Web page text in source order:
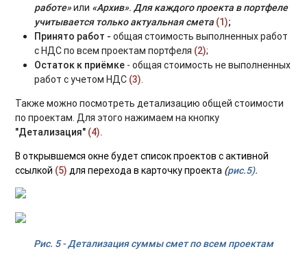
работе»или «Архив».Для каждого проекта в портфеле
учитывается только актуальная смета (1);
Принято работ -общая стоимость выполненных работ
с НДС по всем проектам портфеля (2);
Остаток к приёмке - общая стоимость не выполненных
работ с учетом НДС (3).
Также можно посмотреть детализацию общей стоимости
по проектам. Для этого нажимаем на кнопку
"Детализация" (4).
В открывшемся окне будет список проектов с активной
ссылкой (5) для перехода в карточку проекта (рис.5).
Рис. 5 - Детализация суммы смет по всем проектам